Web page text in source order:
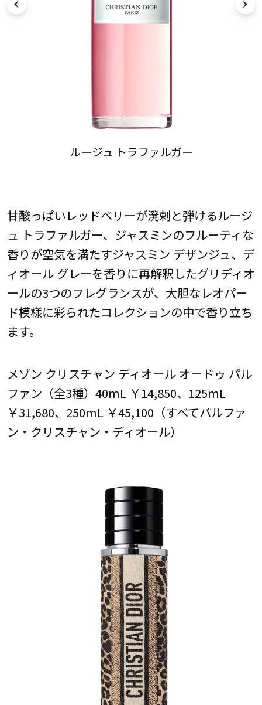
ルージュ トラファルガー
甘酸っぱいレッドベリーが溌剌と弾けるルージ
ュ トラファルガー、ジャスミンのフルーティな
香りが空気を満たすジャスミン デザンジュ、デ
ィオール グレーを香りに再解釈したグリディオ
ールの3つのフレグランスが、大胆なレオパー
ド模様に彩られたコレクションの中で香り立ち
ます。
メゾン クリスチャン ディオール オードゥ パル
ファン（全3種）40mL ￥14,850、125mL
￥31,680、250mL ￥45,100（すべてパルファ
ン・クリスチャン・ディオール）